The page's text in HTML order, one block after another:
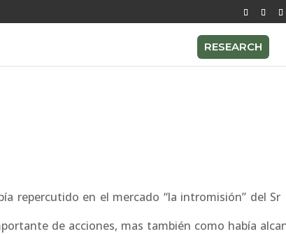
RESEARCH
repercutido en el mercado “la intromisión” del Sr
de acciones, mas también como había